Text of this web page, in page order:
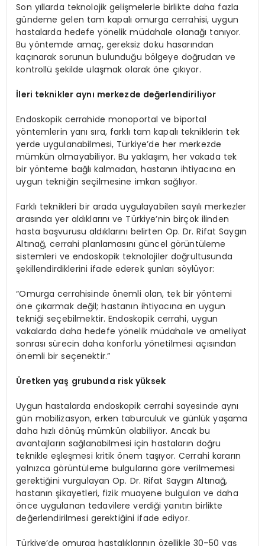
Son yıllarda teknolojik gelişmelerle birlikte daha fazla
gündeme gelen tam kapalı omurga cerrahisi, uygun
hastalarda hedefe yönelik müdahale olanağı tanıyor.
Bu yöntemde amaç, gereksiz doku hasarından
kaçınarak sorunun bulunduğu bölgeye doğrudan ve
kontrollü şekilde ulaşmak olarak öne çıkıyor.
İleri teknikler aynı merkezde değerlendiriliyor
Endoskopik cerrahide monoportal ve biportal
yöntemlerin yanı sıra, farklı tam kapalı tekniklerin tek
yerde uygulanabilmesi, Türkiye’de her merkezde
mümkün olmayabiliyor. Bu yaklaşım, her vakada tek
bir yönteme bağlı kalmadan, hastanın ihtiyacına en
uygun tekniğin seçilmesine imkan sağlıyor.
Farklı teknikleri bir arada uygulayabilen sayılı merkezler
arasında yer aldıklarını ve Türkiye’nin birçok ilinden
hasta başvurusu aldıklarını belirten Op. Dr. Rifat Saygın
Altınağ, cerrahi planlamasını güncel görüntüleme
sistemleri ve endoskopik teknolojiler doğrultusunda
şekillendirdiklerini ifade ederek şunları söylüyor:
“Omurga cerrahisinde önemli olan, tek bir yöntemi
öne çıkarmak değil; hastanın ihtiyacına en uygun
tekniği seçebilmektir. Endoskopik cerrahi, uygun
vakalarda daha hedefe yönelik müdahale ve ameliyat
sonrası sürecin daha konforlu yönetilmesi açısından
önemli bir seçenektir.”
Üretken yaş grubunda risk yüksek
Uygun hastalarda endoskopik cerrahi sayesinde aynı
gün mobilizasyon, erken taburculuk ve günlük yaşama
daha hızlı dönüş mümkün olabiliyor. Ancak bu
avantajların sağlanabilmesi için hastaların doğru
teknikle eşleşmesi kritik önem taşıyor. Cerrahi kararın
yalnızca görüntüleme bulgularına göre verilmemesi
gerektiğini vurgulayan Op. Dr. Rifat Saygın Altınağ,
hastanın şikayetleri, fizik muayene bulguları ve daha
önce uygulanan tedavilere verdiği yanıtın birlikte
değerlendirilmesi gerektiğini ifade ediyor.
Türkiye’de omurga hastalıklarının özellikle 30–50 yaş